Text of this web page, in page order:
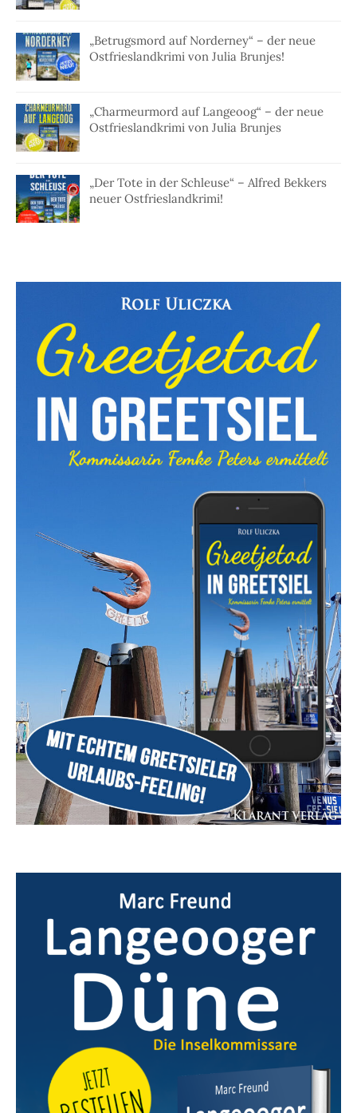
„Betrugsmord auf Norderney“ – der neue
Ostfrieslandkrimi von Julia Brunjes!
„Charmeurmord auf Langeoog“ – der neue
Ostfrieslandkrimi von Julia Brunjes
„Der Tote in der Schleuse“ – Alfred Bekkers
neuer Ostfrieslandkrimi!